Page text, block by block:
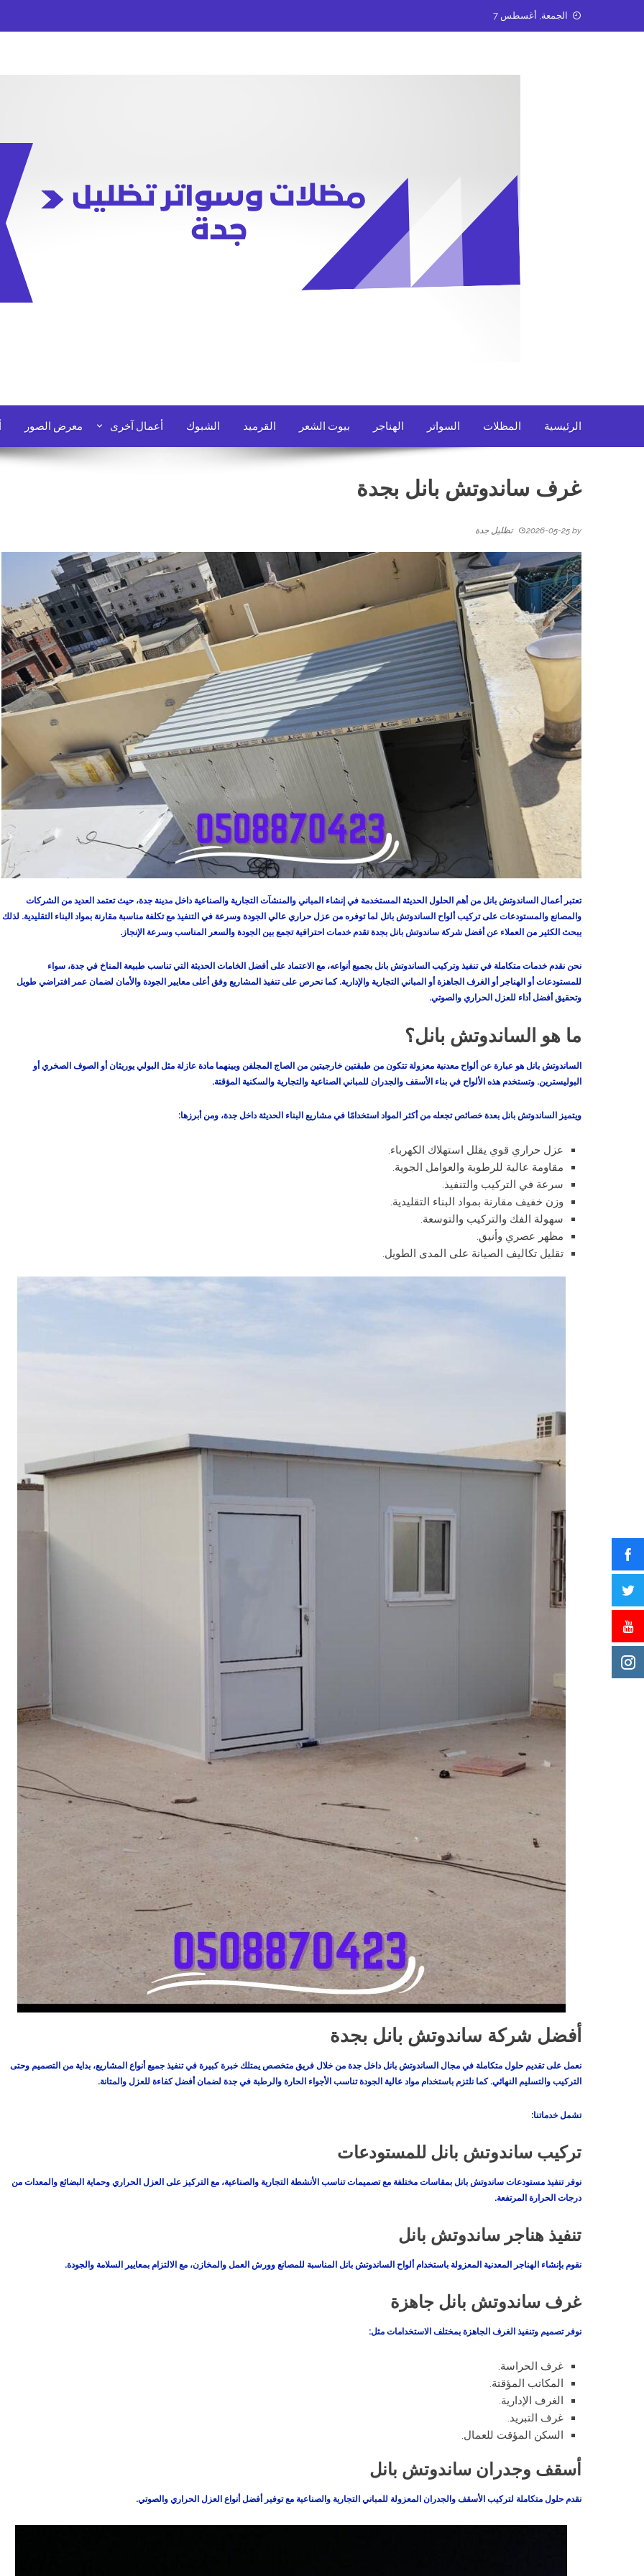
الجمعة, أغسطس 7
الرئيسية المظلات السواتر الهناجر بيوت الشعر القرميد الشبوك أعمال آخرى معرض الصور
غرف ساندوتش بانل بجدة
2026-05-25 by تظليل جدة
تعتبر أعمال الساندوتش بانل من أهم الحلول الحديثة المستخدمة في إنشاء المباني والمنشآت التجارية والصناعية داخل مدينة جدة، حيث تعتمد العديد من الشركات
والمصانع والمستودعات على تركيب ألواح الساندوتش بانل لما توفره من عزل حراري عالي الجودة وسرعة في التنفيذ مع تكلفة مناسبة مقارنة بمواد البناء التقليدية. لذلك
يبحث الكثير من العملاء عن أفضل شركة ساندوتش بانل بجدة تقدم خدمات احترافية تجمع بين الجودة والسعر المناسب وسرعة الإنجاز.
نحن نقدم خدمات متكاملة في تنفيذ وتركيب الساندوتش بانل بجميع أنواعه، مع الاعتماد على أفضل الخامات الحديثة التي تناسب طبيعة المناخ في جدة، سواء
للمستودعات أو الهناجر أو الغرف الجاهزة أو المباني التجارية والإدارية. كما نحرص على تنفيذ المشاريع وفق أعلى معايير الجودة والأمان لضمان عمر افتراضي طويل
وتحقيق أفضل أداء للعزل الحراري والصوتي.
ما هو الساندوتش بانل؟
الساندوتش بانل هو عبارة عن ألواح معدنية معزولة تتكون من طبقتين خارجيتين من الصاج المجلفن وبينهما مادة عازلة مثل البولي يوريثان أو الصوف الصخري أو
البوليسترين. وتستخدم هذه الألواح في بناء الأسقف والجدران للمباني الصناعية والتجارية والسكنية المؤقتة.
ويتميز الساندوتش بانل بعدة خصائص تجعله من أكثر المواد استخدامًا في مشاريع البناء الحديثة داخل جدة، ومن أبرزها:
عزل حراري قوي يقلل استهلاك الكهرباء.
مقاومة عالية للرطوبة والعوامل الجوية.
سرعة في التركيب والتنفيذ.
وزن خفيف مقارنة بمواد البناء التقليدية.
سهولة الفك والتركيب والتوسعة.
مظهر عصري وأنيق.
تقليل تكاليف الصيانة على المدى الطويل.
أفضل شركة ساندوتش بانل بجدة
نعمل على تقديم حلول متكاملة في مجال الساندوتش بانل داخل جدة من خلال فريق متخصص يمتلك خبرة كبيرة في تنفيذ جميع أنواع المشاريع، بداية من التصميم وحتى
التركيب والتسليم النهائي. كما نلتزم باستخدام مواد عالية الجودة تناسب الأجواء الحارة والرطبة في جدة لضمان أفضل كفاءة للعزل والمتانة.
تشمل خدماتنا:
تركيب ساندوتش بانل للمستودعات
نوفر تنفيذ مستودعات ساندوتش بانل بمقاسات مختلفة مع تصميمات تناسب الأنشطة التجارية والصناعية، مع التركيز على العزل الحراري وحماية البضائع والمعدات من
درجات الحرارة المرتفعة.
تنفيذ هناجر ساندوتش بانل
نقوم بإنشاء الهناجر المعدنية المعزولة باستخدام ألواح الساندوتش بانل المناسبة للمصانع وورش العمل والمخازن، مع الالتزام بمعايير السلامة والجودة.
غرف ساندوتش بانل جاهزة
نوفر تصميم وتنفيذ الغرف الجاهزة بمختلف الاستخدامات مثل:
غرف الحراسة.
المكاتب المؤقتة.
الغرف الإدارية.
غرف التبريد.
السكن المؤقت للعمال.
أسقف وجدران ساندوتش بانل
نقدم حلول متكاملة لتركيب الأسقف والجدران المعزولة للمباني التجارية والصناعية مع توفير أفضل أنواع العزل الحراري والصوتي.